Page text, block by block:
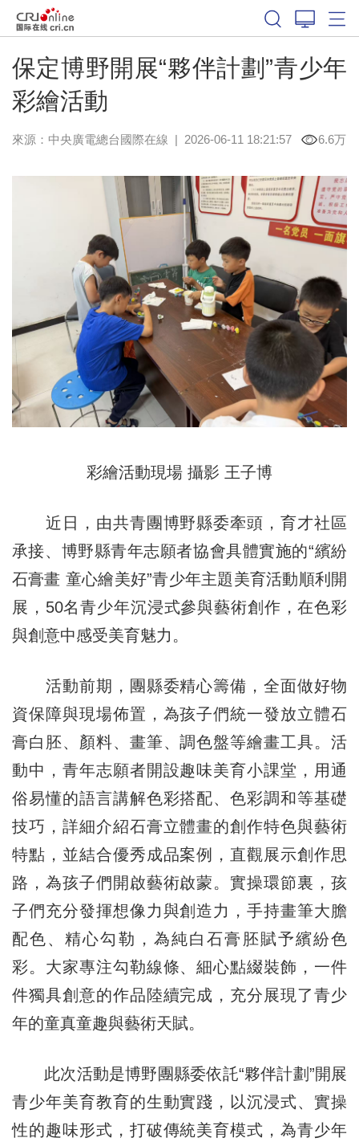
保定博野開展“夥伴計劃”青少年
彩繪活動
來源：中央廣電總台國際在線 | 2026-06-11 18:21:57 6.6万
彩繪活動現場 攝影 王子博
近日，由共青團博野縣委牽頭，育才社區
承接、博野縣青年志願者協會具體實施的“繽紛
石膏畫 童心繪美好”青少年主題美育活動順利開
展，50名青少年沉浸式參與藝術創作，在色彩
與創意中感受美育魅力。
活動前期，團縣委精心籌備，全面做好物
資保障與現場佈置，為孩子們統一發放立體石
膏白胚、顏料、畫筆、調色盤等繪畫工具。活
動中，青年志願者開設趣味美育小課堂，用通
俗易懂的語言講解色彩搭配、色彩調和等基礎
技巧，詳細介紹石膏立體畫的創作特色與藝術
特點，並結合優秀成品案例，直觀展示創作思
路，為孩子們開啟藝術啟蒙。實操環節裏，孩
子們充分發揮想像力與創造力，手持畫筆大膽
配色、精心勾勒，為純白石膏胚賦予繽紛色
彩。大家專注勾勒線條、細心點綴裝飾，一件
件獨具創意的作品陸續完成，充分展現了青少
年的童真童趣與藝術天賦。
此次活動是博野團縣委依託“夥伴計劃”開展
青少年美育教育的生動實踐，以沉浸式、實操
性的趣味形式，打破傳統美育模式，為青少年